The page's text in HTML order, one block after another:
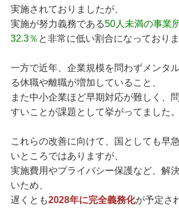
実施されておりましたが、
実施が努力義務である50人未満の事業
32.3％ と非常に低い割合になっておりま
一方で近年、企業規模を問わずメンタ
る休職や離職が増加していること、
また中小企業ほど早期対応が難しく、
すいことが課題として挙がってました。
これらの改善に向けて、国としても早
いところではありますが、
実施費用やプライバシー保護など、解
いため、
遅くとも2028年に完全義務化が予定さ